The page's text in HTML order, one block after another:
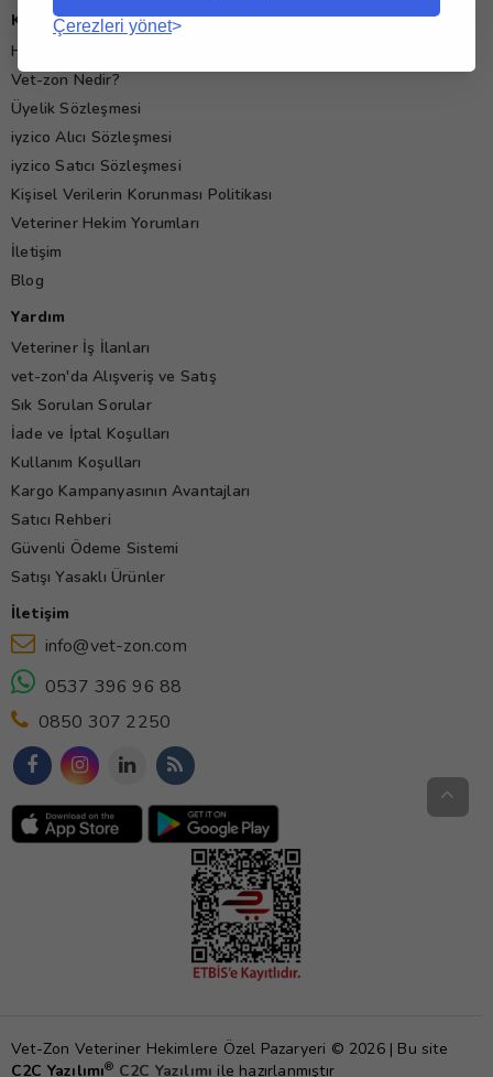
Çerezleri yönet
Kurumsal
Hakkımızda
Vet-zon Nedir?
Üyelik Sözleşmesi
iyzico Alıcı Sözleşmesi
iyzico Satıcı Sözleşmesi
Kişisel Verilerin Korunması Politikası
Veteriner Hekim Yorumları
İletişim
Blog
Yardım
Veteriner İş İlanları
vet-zon'da Alışveriş ve Satış
Sık Sorulan Sorular
İade ve İptal Koşulları
Kullanım Koşulları
Kargo Kampanyasının Avantajları
Satıcı Rehberi
Güvenli Ödeme Sistemi
Satışı Yasaklı Ürünler
İletişim
info@vet-zon.com
0537 396 96 88
0850 307 2250
Vet-Zon Veteriner Hekimlere Özel Pazaryeri © 2026 | Bu site
C2C Yazılımı® C2C Yazılımı ile hazırlanmıştır